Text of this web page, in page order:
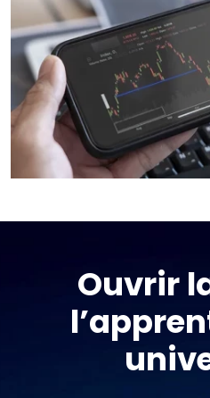
Ouvrir